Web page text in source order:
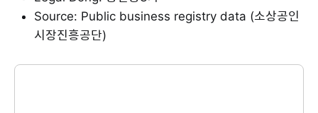
Source: Public business registry data (소상공인
시장진흥공단)